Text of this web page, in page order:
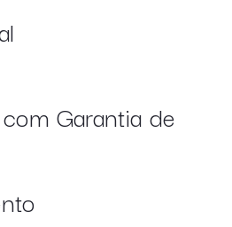
Garantia de